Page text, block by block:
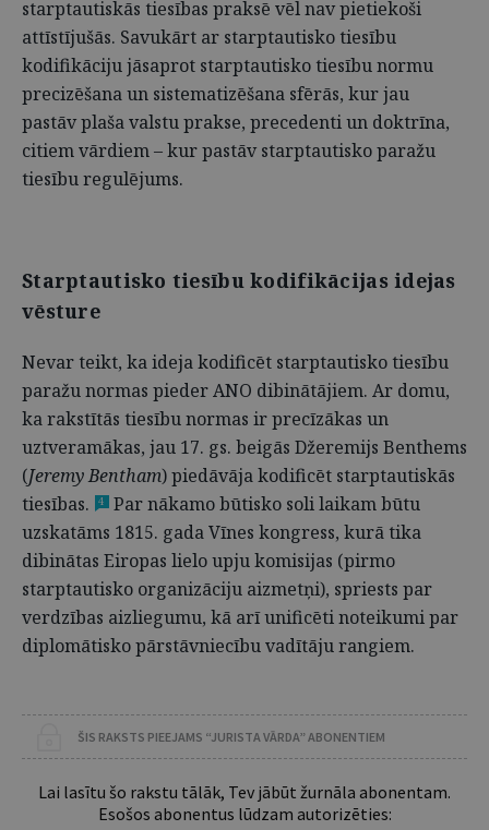
starptautiskās tiesības praksē vēl nav pietiekoši
attīstījušās. Savukārt ar starptautisko tiesību
kodifikāciju jāsaprot starptautisko tiesību normu
precizēšana un sistematizēšana sfērās, kur jau
pastāv plaša valstu prakse, precedenti un doktrīna,
citiem vārdiem – kur pastāv starptautisko paražu
tiesību regulējums.
Starptautisko tiesību kodifikācijas idejas
vēsture
Nevar teikt, ka ideja kodificēt starptautisko tiesību
paražu normas pieder ANO dibinātājiem. Ar domu,
ka rakstītās tiesību normas ir precīzākas un
uztveramākas, jau 17. gs. beigās Džeremijs Benthems
(Jeremy Bentham) piedāvāja kodificēt starptautiskās
tiesības.
4
Par nākamo būtisko soli laikam būtu
uzskatāms 1815. gada Vīnes kongress, kurā tika
dibinātas Eiropas lielo upju komisijas (pirmo
starptautisko organizāciju aizmetņi), spriests par
verdzības aizliegumu, kā arī unificēti noteikumi par
diplomātisko pārstāvniecību vadītāju rangiem.
ŠIS RAKSTS PIEEJAMS “JURISTA VĀRDA” ABONENTIEM
Lai lasītu šo rakstu tālāk, Tev jābūt žurnāla abonentam.
Esošos abonentus lūdzam autorizēties: